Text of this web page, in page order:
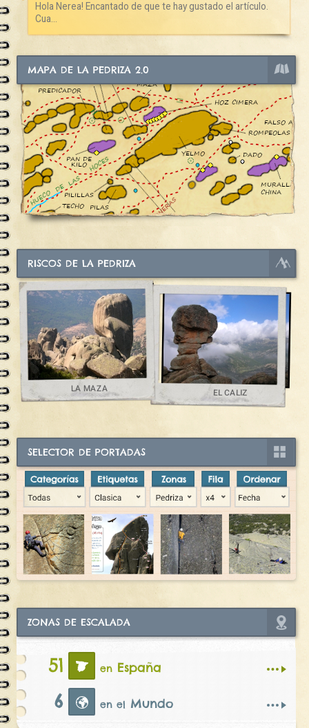
Hola Nerea! Encantado de que te hay gustado el artículo.
Cua...
MAPA DE LA PEDRIZA 2.0
RISCOS DE LA PEDRIZA
LA MAZA EL CALIZ
SELECTOR DE PORTADAS
ZONAS DE ESCALADA
51 en España
6 en el Mundo